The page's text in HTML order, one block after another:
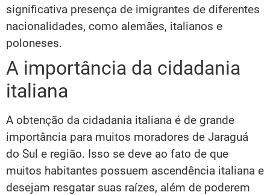
significativa presença de imigrantes de diferentes
nacionalidades, como alemães, italianos e
poloneses.
A importância da cidadania
italiana
A obtenção da cidadania italiana é de grande
importância para muitos moradores de Jaraguá
do Sul e região. Isso se deve ao fato de que
muitos habitantes possuem ascendência italiana e
desejam resgatar suas raízes, além de poderem